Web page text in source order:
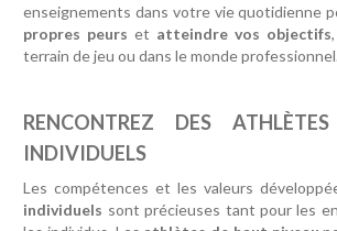
enseignements dans votre vie quotidienne
propres peurs et atteindre vos objectifs
terrain de jeu ou dans le monde professionnel.
RENCONTREZ DES
INDIVIDUELS
Les compétences et les valeurs
individuels sont précieuses tant pour les